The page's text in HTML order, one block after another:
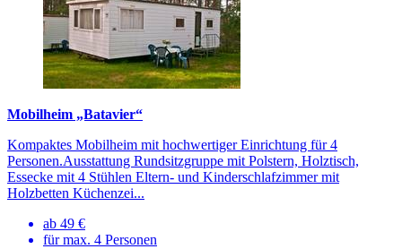
Mobilheim „Batavier“
Kompaktes Mobilheim mit hochwertiger Einrichtung für 4
Personen.Ausstattung Rundsitzgruppe mit Polstern, Holztisch,
Essecke mit 4 Stühlen Eltern- und Kinderschlafzimmer mit
Holzbetten Küchenzei...
ab 49 €
für max. 4 Personen